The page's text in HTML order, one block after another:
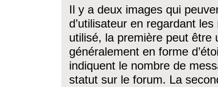
Il y a deux images qui
d’utilisateur en regardant
utilisé, la première peut être
généralement en forme
indiquent le nombre de
statut sur le forum. La